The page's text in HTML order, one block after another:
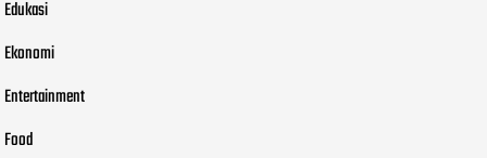
Edukasi
Ekonomi
Entertainment
Food